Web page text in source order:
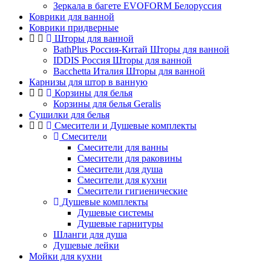
Зеркала в багете EVOFORM Белоруссия
Коврики для ванной
Коврики придверные
Шторы для ванной
BathPlus Россия-Китай Шторы для ванной
IDDIS Россия Шторы для ванной
Bacchetta Италия Шторы для ванной
Карнизы для штор в ванную
Корзины для белья
Корзины для белья Geralis
Сушилки для белья
Смесители и Душевые комплекты
Смесители
Смесители для ванны
Смесители для раковины
Смесители для душа
Смесители для кухни
Смесители гигиенические
Душевые комплекты
Душевые системы
Душевые гарнитуры
Шланги для душа
Душевые лейки
Мойки для кухни